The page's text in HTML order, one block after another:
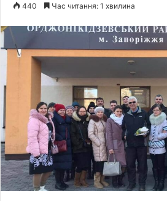
l
o
w
X
d
a
n
a
i
l
440 Час читання: 1 хвилина